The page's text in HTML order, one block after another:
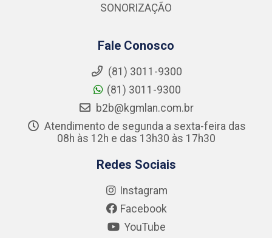
SONORIZAÇÃO
Fale Conosco
(81) 3011-9300
(81) 3011-9300
b2b@kgmlan.com.br
Atendimento de segunda a sexta-feira das
08h às 12h e das 13h30 às 17h30
Redes Sociais
Instagram
Facebook
YouTube